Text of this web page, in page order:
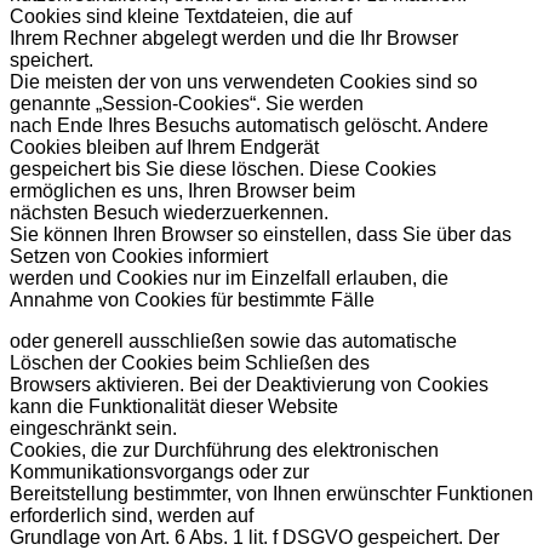
Cookies sind kleine Textdateien, die auf
Ihrem Rechner abgelegt werden und die Ihr Browser
speichert.
Die meisten der von uns verwendeten Cookies sind so
genannte „Session-Cookies“. Sie werden
nach Ende Ihres Besuchs automatisch gelöscht. Andere
Cookies bleiben auf Ihrem Endgerät
gespeichert bis Sie diese löschen. Diese Cookies
ermöglichen es uns, Ihren Browser beim
nächsten Besuch wiederzuerkennen.
Sie können Ihren Browser so einstellen, dass Sie über das
Setzen von Cookies informiert
werden und Cookies nur im Einzelfall erlauben, die
Annahme von Cookies für bestimmte Fälle
oder generell ausschließen sowie das automatische
Löschen der Cookies beim Schließen des
Browsers aktivieren. Bei der Deaktivierung von Cookies
kann die Funktionalität dieser Website
eingeschränkt sein.
Cookies, die zur Durchführung des elektronischen
Kommunikationsvorgangs oder zur
Bereitstellung bestimmter, von Ihnen erwünschter Funktionen
erforderlich sind, werden auf
Grundlage von Art. 6 Abs. 1 lit. f DSGVO gespeichert. Der